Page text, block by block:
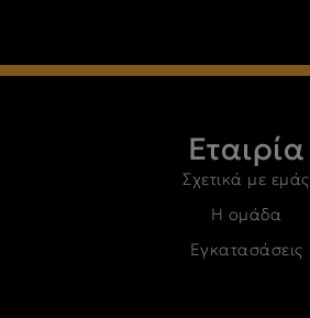
Εταιρία
Σχετικά με εμάς
Η ομάδα
Εγκατασάσεις